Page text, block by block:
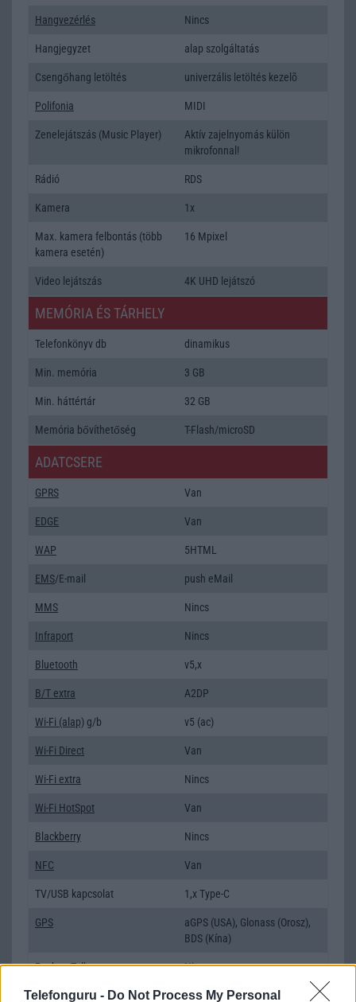
Telefonguru - Do Not Process My Personal
Hangvezérlés Nincs
Hangjegyzet alap szolgáltatás
Csengőhang letöltés univerzális letöltés kezelõ
Polifonia MIDI
Zenelejátszás (Music Player)
Aktív zajelnyomás külön
mikrofonnal!
Rádió RDS
Kamera 1x
Max. kamera felbontás (több
kamera esetén)
16 Mpixel
Video lejátszás 4K UHD lejátszó
MEMÓRIA ÉS TÁRHELY
Telefonkönyv db dinamikus
Min. memória 3 GB
Min. háttértár 32 GB
Memória bővíthetőség T-Flash/microSD
ADATCSERE
GPRS Van
EDGE Van
WAP 5HTML
EMS/E-mail push eMail
MMS Nincs
Infraport Nincs
Bluetooth v5,x
B/T extra A2DP
Wi-Fi (alap) g/b v5 (ac)
Wi-Fi Direct Van
Wi-Fi extra Nincs
Wi-Fi HotSpot Van
Blackberry Nincs
NFC Van
TV/USB kapcsolat 1,x Type-C
GPS
aGPS (USA), Glonass (Orosz),
BDS (Kína)
Push to Talk Nincs